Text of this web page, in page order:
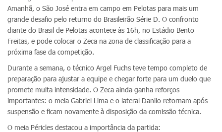
Amanhã, o São José entra em campo em Pelotas para mais um
grande desafio pelo returno do Brasileirão Série D. O confronto
diante do Brasil de Pelotas acontece às 16h, no Estádio Bento
Freitas, e pode colocar o Zeca na zona de classificação para a
próxima fase da competição.
Durante a semana, o técnico Argel Fuchs teve tempo completo de
preparação para ajustar a equipe e chegar forte para um duelo que
promete muita intensidade. O Zeca ainda ganha reforços
importantes: o meia Gabriel Lima e o lateral Danilo retornam após
suspensão e ficam novamente à disposição da comissão técnica.
O meia Péricles destacou a importância da partida: